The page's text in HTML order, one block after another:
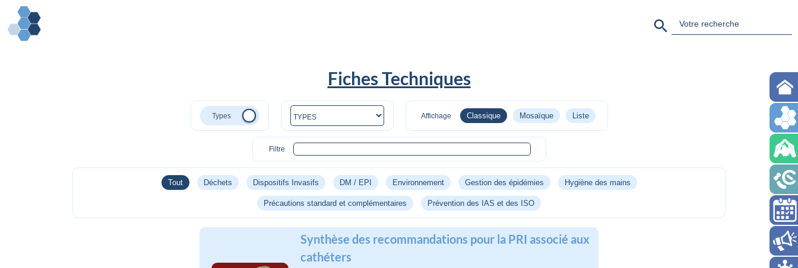
for:
Fiches Techniques
Affichage Classique Mosaïque Liste
Filtre
Tout Déchets Dispositifs Invasifs DM / EPI Environnement Gestion des épidémies Hygiène des mains
Précautions standard et complémentaires Prévention des IAS et des ISO
Synthèse des recommandations pour la PRI associé aux
cathéters